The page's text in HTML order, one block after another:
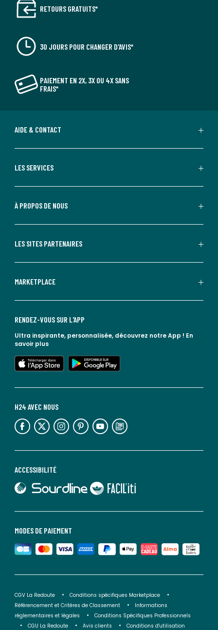
RETOURS GRATUITS*
30 JOURS POUR CHANGER D'AVIS*
PAIEMENT EN 2X, 3X OU 4X SANS
FRAIS*
AIDE & CONTACT
LES SERVICES
À PROPOS DE NOUS
LES SITES PARTENAIRES
MARKETPLACE
MODES DE PAIEMENT
ACCESSIBILITÉ
lien vers Sourdline
lien vers Faciliti
H24 AVEC NOUS
lien vers l'espace réseaux sociaux lien vers l'espace réseaux sociaux lien vers l'espace réseaux sociaux lien vers l'espace réseaux sociaux lien vers l'espace réseaux sociaux lien vers le blog la redoute
RENDEZ-VOUS SUR L'APP
Ultra inspirante, personnalisée, découvrez notre App ! En
savoir plus
lien vers l'app store
lien vers google play
CGV La Redoute
Conditions spécifiques Marketplace
Référencement et Critères de Classement
Informations
réglementaires et légales
Conditions Spécifiques Professionnels
CGU La Redoute
Avis clients Conditions d'utilisation